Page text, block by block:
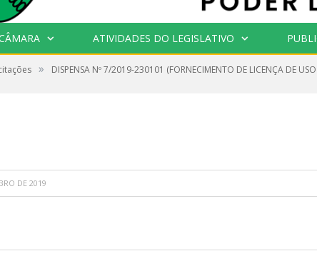
ATIVIDADES DO LEGISLATIVO
» DISPENSA Nº 7/2019-230101 (FORNECIMENTO DE LICENÇA DE
DE 2019